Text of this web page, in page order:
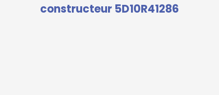
constructeur 5D10R41286